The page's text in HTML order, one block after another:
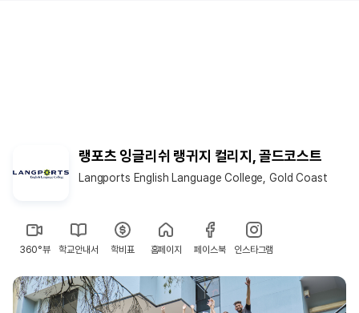
랭포츠 잉글리쉬 랭귀지 컬리지, 골드코스트
Langports English Language College, Gold Coast
360°뷰 학교안내서 학비표 홈페이지 페이스북 인스타그램